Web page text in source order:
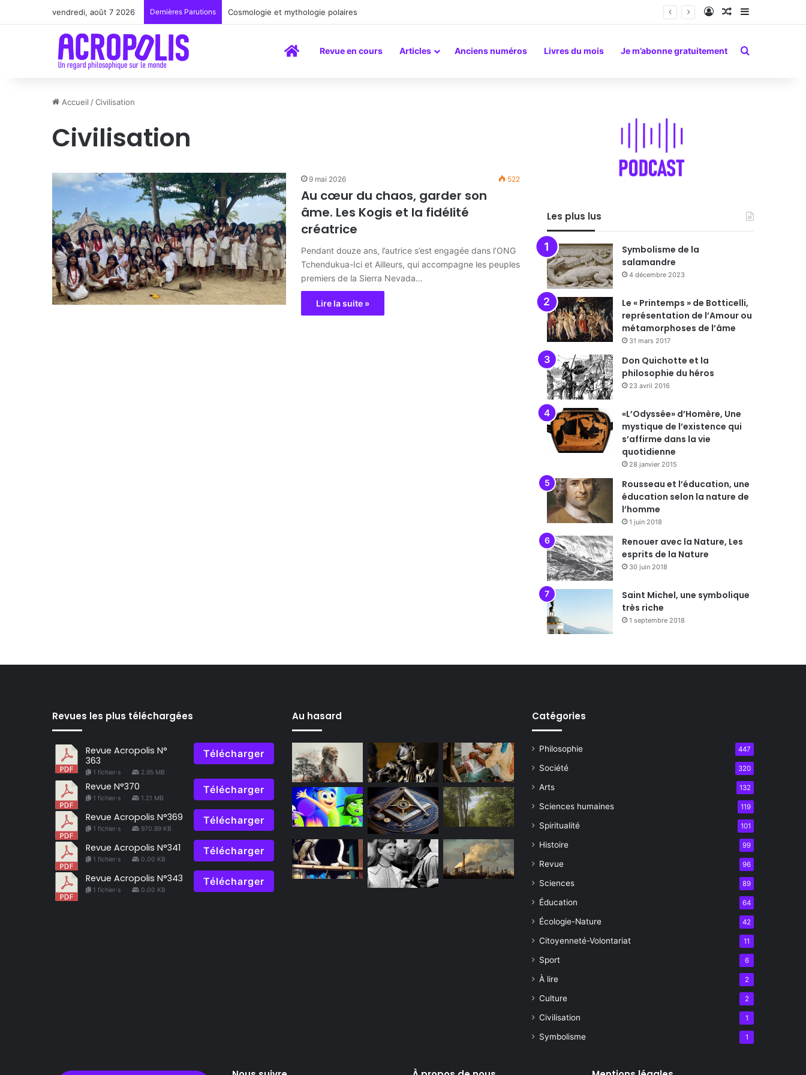
vendredi, août 7 2026 Dernières Parutions Renoir : la peinture comme un art du lien Connexion
Article Aléatoire
Sidebar
AccueilRevue en cours Articles Anciens numéros Livres du mois Je m’abonne gratuitement Rechercher
Accueil /Civilisation
Civilisation
9 mai 2026 522
Au cœur du chaos, garder son
âme. Les Kogis et la fidélité
créatrice
Pendant douze ans, l’autrice s’est engagée dans l’ONG
Tchendukua-Ici et Ailleurs, qui accompagne les peuples
premiers de la Sierra Nevada…
Lire la suite »
Les plus lus
Symbolisme de la
salamandre
4 décembre 2023
Le « Printemps » de Botticelli,
représentation de l’Amour ou
métamorphoses de l’âme
31 mars 2017
Don Quichotte et la
philosophie du héros
23 avril 2016
«L’Odyssée» d’Homère, Une
mystique de l’existence qui
s’affirme dans la vie
quotidienne
28 janvier 2015
Rousseau et l’éducation, une
éducation selon la nature de
l’homme
1 juin 2018
Renouer avec la Nature, Les
esprits de la Nature
30 juin 2018
Saint Michel, une symbolique
très riche
1 septembre 2018
Revues les plus téléchargées
Revue Acropolis N°
363
1 fichier·s 2.95 MB
Télécharger
Revue N°370
1 fichier·s 1.21 MB
Télécharger
Revue Acropolis N°369
1 fichier·s 970.89 KB
Télécharger
Revue Acropolis N°341
1 fichier·s 0.00 KB
Télécharger
Revue Acropolis N°343
1 fichier·s 0.00 KB
Télécharger
Au hasard Catégories
Philosophie 447
Société 320
Arts 132
Sciences humaines 119
Spiritualité 101
Histoire 99
Revue 96
Sciences 89
Éducation 64
Écologie-Nature 42
Citoyenneté-Volontariat 11
Sport 6
À lire 2
Culture 2
Civilisation 1
Symbolisme 1